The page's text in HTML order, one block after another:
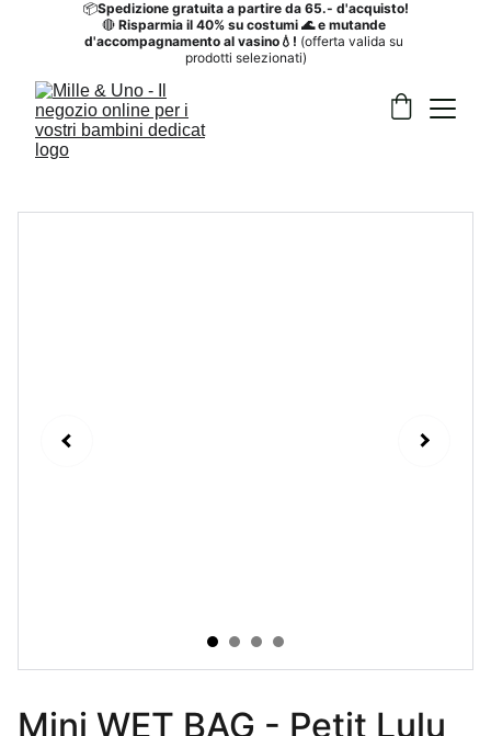
📦Spedizione gratuita a partire da 65.- d'acquisto!
🔴 Risparmia il 40% su costumi 🌊 e mutande
d'accompagnamento al vasino💧! (offerta valida su
prodotti selezionati)
Mini WET BAG - Petit Lulu